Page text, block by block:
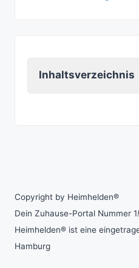
Inhaltsverzeichnis
Copyright by Heimhelden®
Dein Zuhause-Portal Nummer 1!
Heimhelden® ist eine
Hamburg